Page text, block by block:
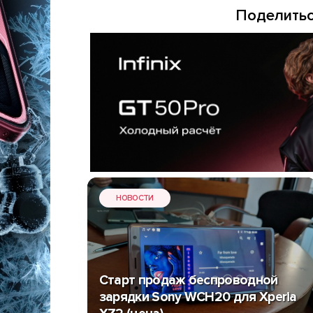
НОВОСТИ
Старт продаж беспроводной
зарядки Sony WCH20 для Xperia